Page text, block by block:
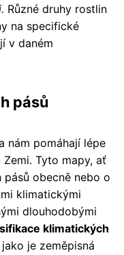
Různé druhy rostlin
na specifické
v daném
pásů
nám pomáhají lépe
Tyto mapy, ať
obecně nebo o
klimatickými
dlouhodobými
klimatických
je zeměpisná